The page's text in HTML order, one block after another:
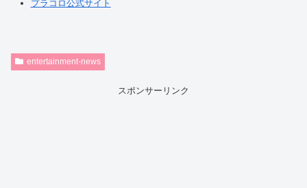
プラコロ公式サイト
entertainment-news
スポンサーリンク